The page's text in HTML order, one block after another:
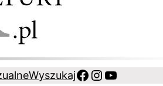
WyszukajFacebook
Instagram
YouTube